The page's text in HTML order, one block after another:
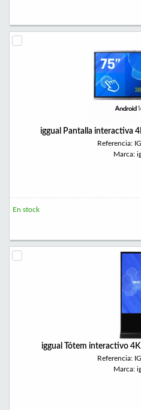
iggual Pantalla interactiva
Referencia:
Marca:
En stock
iggual Tótem interactivo
Referencia:
Marca: